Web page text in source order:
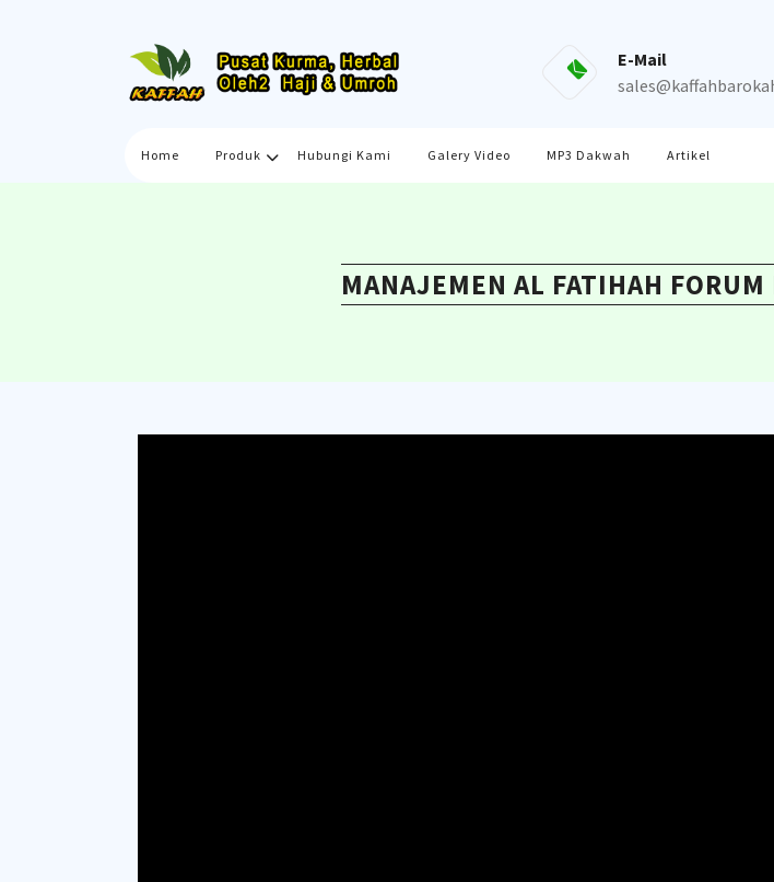
E-Mail
Home Produk Hubungi Kami Galery Video MP3 Dakwah Artikel
MANAJEMEN AL FATIHAH